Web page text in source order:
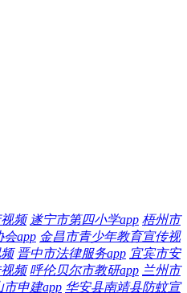
频 遂宁市第四小学app 梧州市
会app 金昌市青少年教育宣传视
晋中市法律服务app 宜宾市安
频 呼伦贝尔市教研app 兰州市
市申建app 华安县南靖县防蚊宣